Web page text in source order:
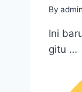
By admin
Ini
gitu …